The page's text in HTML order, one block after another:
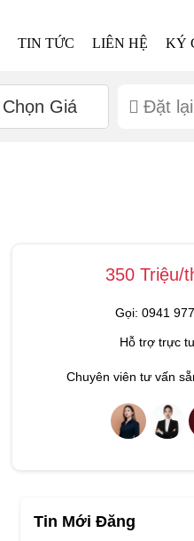
TIN TỨC LIÊN HỆ
KÝ
Chọn Giá Đặt lại
350 Triệu/
Gọi: 0941
Hỗ trợ trực
Chuyên viên tư vấn
Tin Mới Đăng